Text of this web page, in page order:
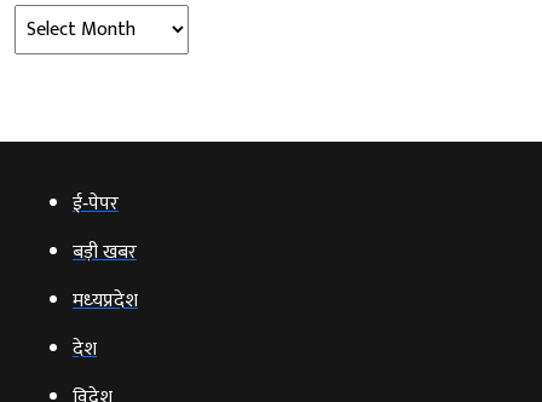
Archives
ई‑पेपर
बड़ी खबर
मध्‍यप्रदेश
देश